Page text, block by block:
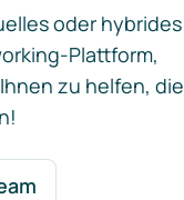
oder hybrides
Plattform,
zu helfen, die